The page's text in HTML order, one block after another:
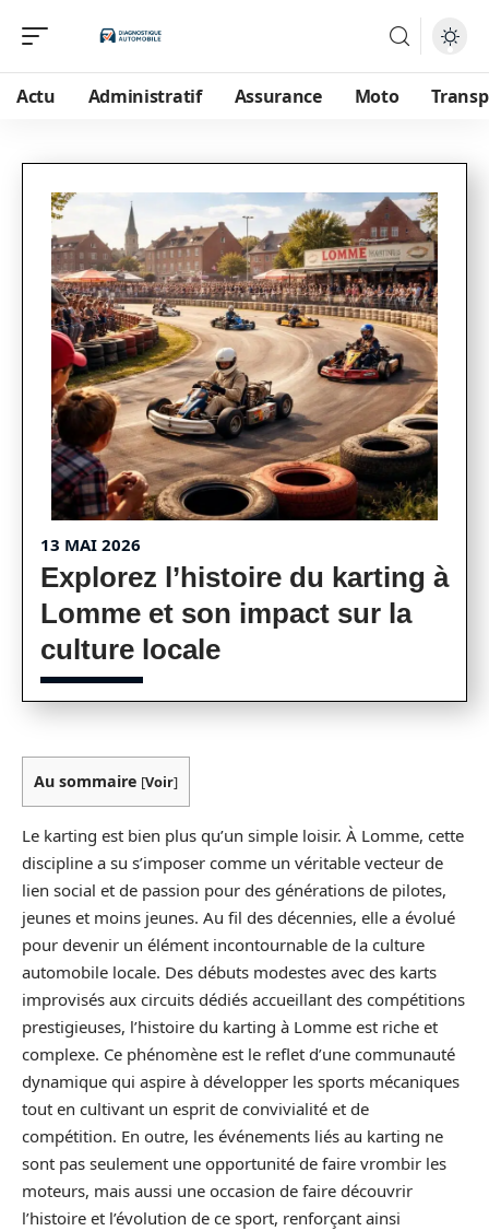
Actu Administratif Assurance Moto
13 MAI 2026
Explorez l’histoire du karting à
Lomme et son impact sur la
culture locale
Au sommaire [Voir]
Le karting est bien plus qu’un simple loisir. À Lomme, cette
discipline a su s’imposer comme un véritable vecteur de
lien social et de passion pour des générations de pilotes,
jeunes et moins jeunes. Au fil des décennies, elle a évolué
pour devenir un élément incontournable de la culture
automobile locale. Des débuts modestes avec des karts
improvisés aux circuits dédiés accueillant des compétitions
prestigieuses, l’histoire du karting à Lomme est riche et
complexe. Ce phénomène est le reflet d’une communauté
dynamique qui aspire à développer les sports mécaniques
tout en cultivant un esprit de convivialité et de
compétition. En outre, les événements liés au karting ne
sont pas seulement une opportunité de faire vrombir les
moteurs, mais aussi une occasion de faire découvrir
l’histoire et l’évolution de ce sport, renforçant ainsi